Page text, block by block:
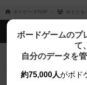
ボドゲーマTOP ボドとも
ボードゲームのプ
て、
自分のデータを
約75,000人がボド
ボドゲーマTOP
ボードゲームを検
ボードゲームの新